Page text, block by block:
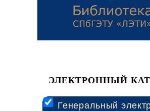
ЭЛЕКТРОННЫЙ
Генеральный